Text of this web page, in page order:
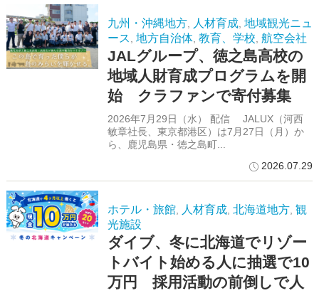
九州・沖縄地方, 人材育成, 地域観光ニュ
ース, 地方自治体, 教育、学校, 航空会社
JALグループ、徳之島高校の
地域人財育成プログラムを開
始 クラファンで寄付募集
2026年7月29日（水） 配信 JALUX（河西
敏章社長、東京都港区）は7月27日（月）か
ら、鹿児島県・徳之島町...
2026.07.29
ホテル・旅館, 人材育成, 北海道地方, 観
光施設
ダイブ、冬に北海道でリゾー
トバイト始める人に抽選で10
万円 採用活動の前倒しで人